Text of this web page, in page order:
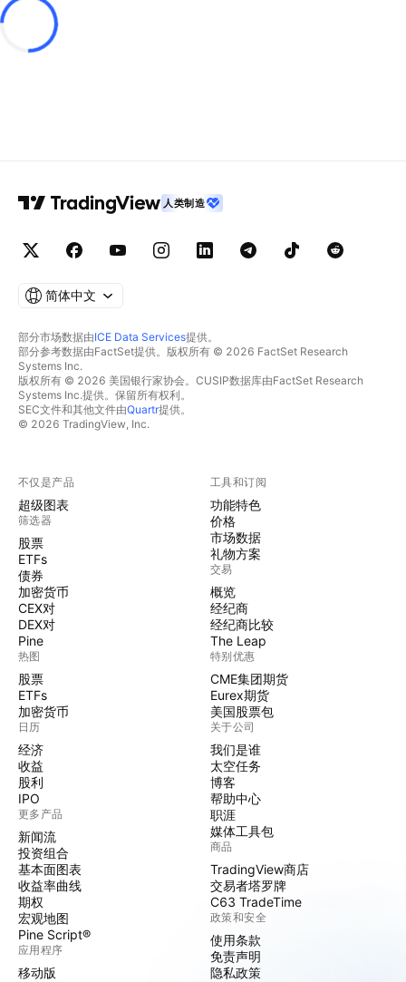
人类制造
简体中文
部分市场数据由ICE Data Services提供。
部分参考数据由FactSet提供。版权所有 © 2026 FactSet Research
Systems Inc.
版权所有 © 2026 美国银行家协会。CUSIP数据库由FactSet Research
Systems Inc.提供。保留所有权利。
SEC文件和其他文件由Quartr提供。
© 2026 TradingView, Inc.
不仅是产品
超级图表
筛选器
股票
ETFs
债券
加密货币
CEX对
DEX对
Pine
热图
股票
ETFs
加密货币
日历
经济
收益
股利
IPO
更多产品
新闻流
投资组合
基本面图表
收益率曲线
期权
宏观地图
Pine Script®
应用程序
移动版
工具和订阅
功能特色
价格
市场数据
礼物方案
交易
概览
经纪商
经纪商比较
The Leap
特别优惠
CME集团期货
Eurex期货
美国股票包
关于公司
我们是谁
太空任务
博客
帮助中心
职涯
媒体工具包
商品
TradingView商店
交易者塔罗牌
C63 TradeTime
政策和安全
使用条款
免责声明
隐私政策